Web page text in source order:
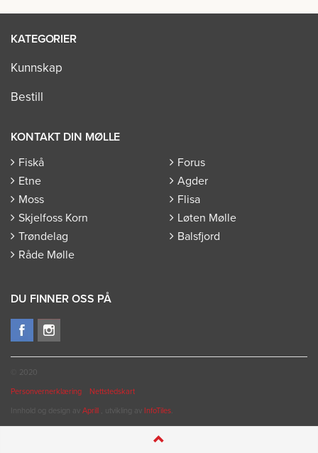
KATEGORIER
Kunnskap
Bestill
KONTAKT DIN MØLLE
Fiskå
Forus
Etne
Agder
Moss
Flisa
Skjelfoss Korn
Løten Mølle
Trøndelag
Balsfjord
Råde Mølle
DU FINNER OSS PÅ
© 2020
Personvernerklæring Nettstedskart
Innhold og design av Aprill , utvikling av InfoTiles